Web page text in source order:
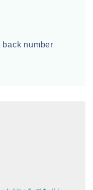
back number